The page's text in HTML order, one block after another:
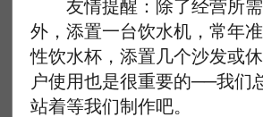
友情提醒：除了经营所需
外，添置一台饮水机，常年
性饮水杯，添置几个沙发或
户使用也是很重要的──我们
站着等我们制作吧。